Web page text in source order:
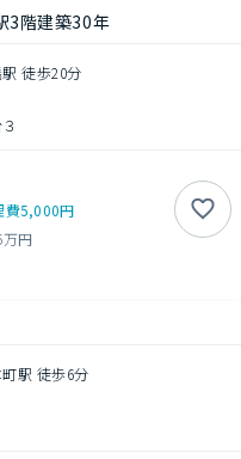
3階建築30年
徒歩20分
費5,000円
万円
駅 徒歩6分